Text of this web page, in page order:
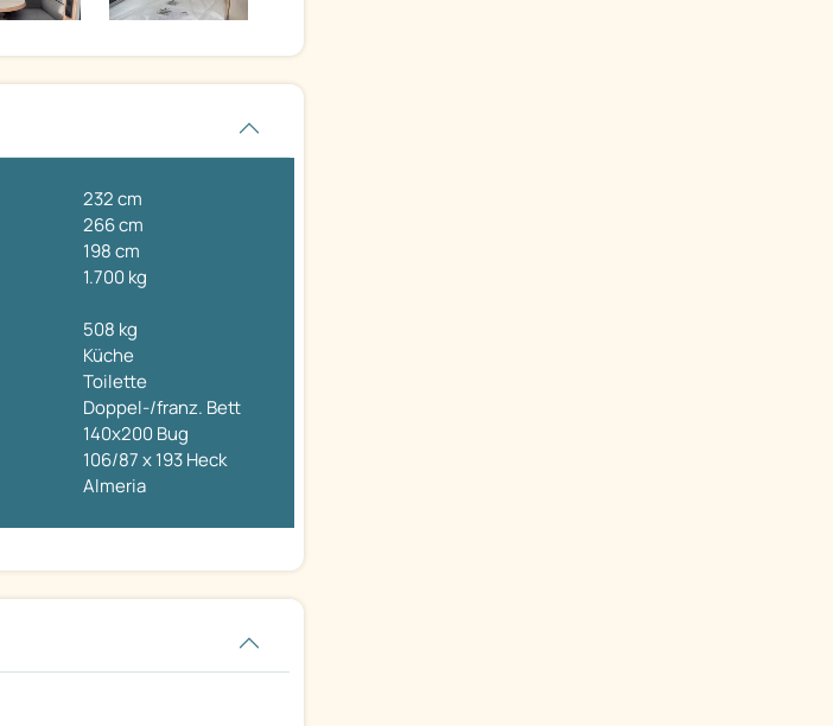
232 cm
266 cm
198 cm
1.700 kg
508 kg
Küche
Toilette
Doppel-/franz. Bett
140x200 Bug
106/87 x 193 Heck
Almeria